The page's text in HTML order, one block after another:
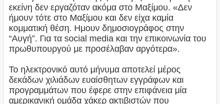
εκείνη δεν εργαζόταν ακόμα στο Μαξίμου. «Δεν
ήμουν τότε στο Μαξίμου και δεν είχα καμία
κομματική θέση. Ημουν δημοσιογράφος στην
“Αυγή”. Για τα social media και την επικοινωνία του
πρωθυπουργού με προσέλαβαν αργότερα».
Το ηλεκτρονικό αυτό μήνυμα αποτελεί μέρος
δεκάδων χιλιάδων ευαίσθητων εγγράφων και
προγραμμάτων που έφερε στην επιφάνεια μία
αμερικανική ομάδα χάκερ ακτιβιστών που